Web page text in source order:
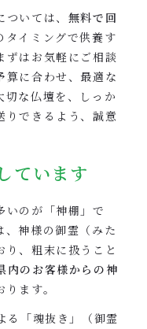
いては、 無料で回
タイミングで供養す
ずはお気軽にご相談
算に合わせ、最適な
切な仏壇を、しっか
りできるよう、誠意
ています
いのが「神棚」で
、神様の御霊（みた
り、粗末に扱うこと
内のお客様からの神
ます。
る「魂抜き」（御霊